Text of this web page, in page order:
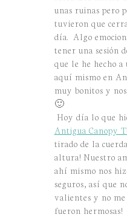
unas ruinas pero
tuvieron que
día. Algo
tener una sesión
que le he hecho
aquí mismo en
muy bonitos y
🙂
Hoy día lo que
Antigua Canopy
tirado de la
altura! Nuestro
ahí mismo nos
seguros, así que
valientes y no me
fueron hermosas!